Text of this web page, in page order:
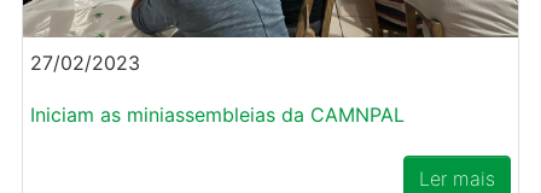
27/02/2023
Iniciam as miniassembleias da CAMNPAL
Ler mais